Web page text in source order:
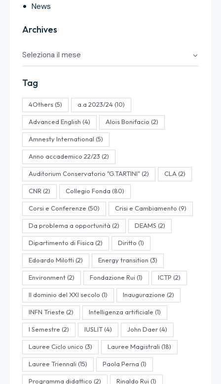
News
Archives
Tag
4Others(5) a.a 2023/24(10)
Advanced English (4) Alois Bonifacio (2)
Amnesty International (5)
Anno accademico 22/23 (2)
Auditorium Conservatorio "G.TARTINI"(2) CLA(2)
CNR(2) Collegio Fonda (80)
Corsi e Conferenze (50) Crisi e Cambiamento (9)
Da problema a opportunità (2) DEAMS (2)
Dipartimento di Fisica (2) Diritto (1)
Edoardo Milotti (2) Energy transition (3)
Environment(2) Fondazione Rui (1) ICTP (2)
Il dominio del XXI secolo (1) Inaugurazione (2)
INFN Trieste (2) Intelligenza artificiale (1)
I Semestre (2) IUSLIT(4) John Daer(4)
Lauree Ciclo unico (3) Lauree Magistrali (18)
Lauree Triennali (15) Paola Perna (1)
Programma didattico (2) Rinaldo Rui (1)